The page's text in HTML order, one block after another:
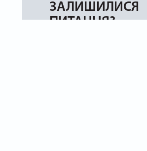
ЗАЛИШИЛИСЯ
ПИТАННЯ?